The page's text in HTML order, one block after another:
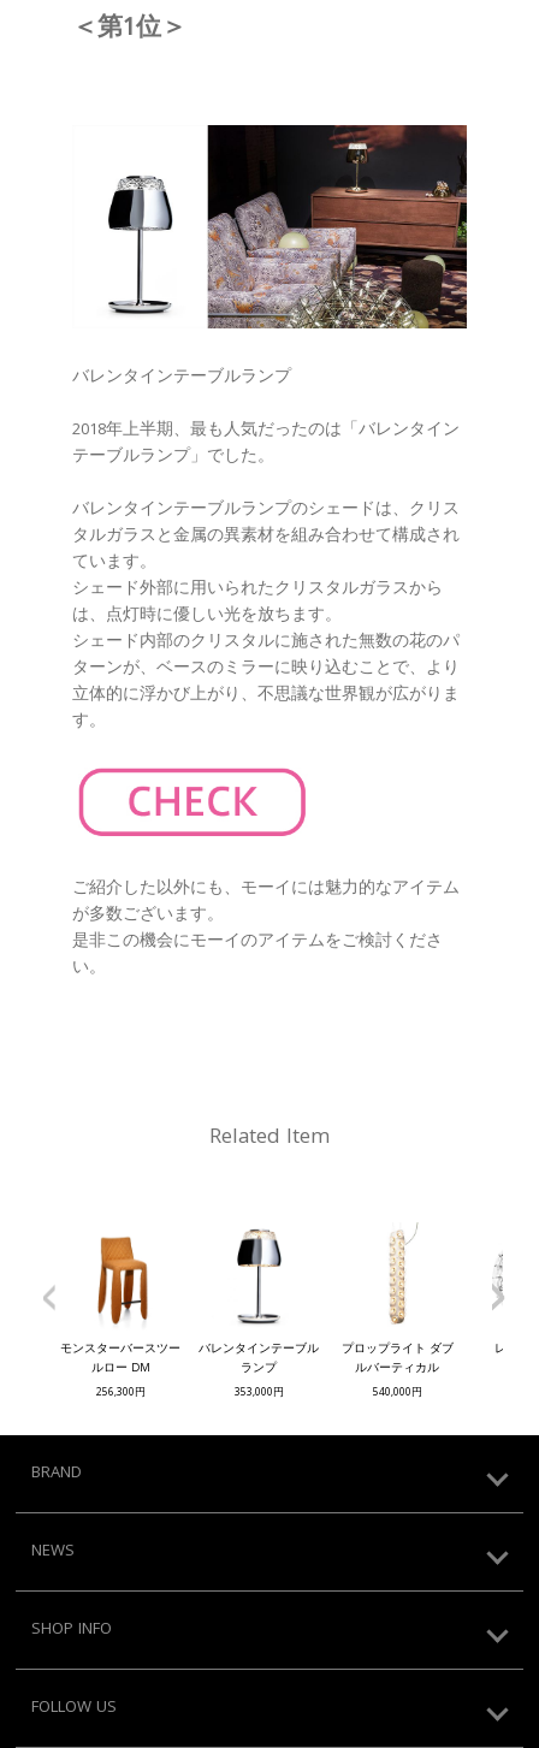
＜第1位＞
バレンタインテーブルランプ
2018年上半期、最も人気だったのは「バレンタイン
テーブルランプ」でした。
バレンタインテーブルランプのシェードは、クリス
タルガラスと金属の異素材を組み合わせて構成され
ています。
シェード外部に用いられたクリスタルガラスから
は、点灯時に優しい光を放ちます。
シェード内部のクリスタルに施された無数の花のパ
ターンが、ベースのミラーに映り込むことで、より
立体的に浮かび上がり、不思議な世界観が広がりま
す。
ご紹介した以外にも、モーイには魅力的なアイテム
が多数ございます。
是非この機会にモーイのアイテムをご検討くださ
い。
Related Item
モンスターバースツー
ルロー DM
256,300円
バレンタインテーブル
ランプ
353,000円
プロップライト ダブ
ルバーティカル
540,000円
レイモ
< >
BRAND
NEWS
SHOP INFO
FOLLOW US